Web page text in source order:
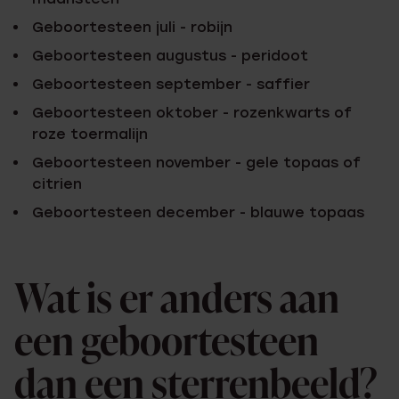
Geboortesteen juli - robijn
Geboortesteen augustus - peridoot
Geboortesteen september - saffier
Geboortesteen oktober - rozenkwarts of
roze toermalijn
Geboortesteen november - gele topaas of
citrien
Geboortesteen december - blauwe topaas
Wat is er anders aan
een geboortesteen
dan een sterrenbeeld?